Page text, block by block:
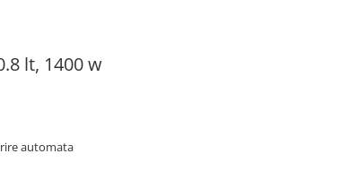
lt, 1400 w
automata